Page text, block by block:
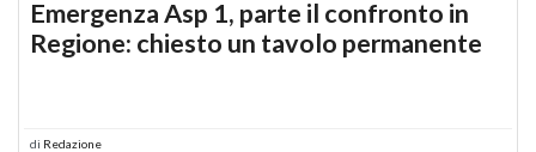
Emergenza Asp 1, parte il confronto in
Regione: chiesto un tavolo permanente
di Redazione